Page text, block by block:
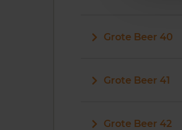
Grote Beer 40
Grote Beer 41
Grote Beer 42